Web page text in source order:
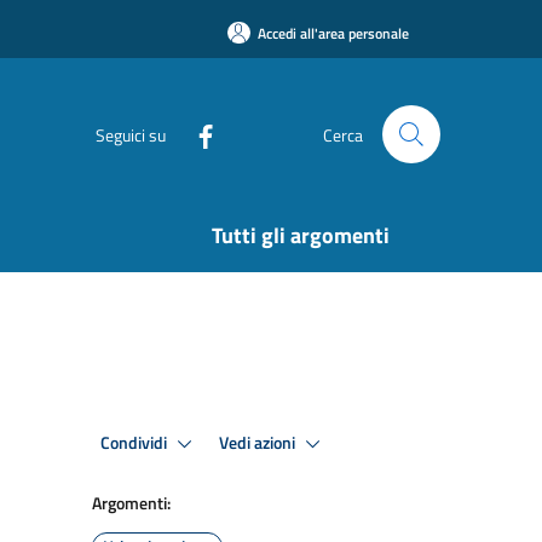
Accedi all'area personale
Seguici su Cerca
Tutti gli argomenti
Condividi Vedi azioni
Argomenti: